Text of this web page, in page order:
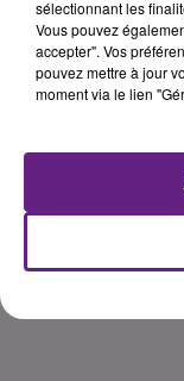
sélectionnant les
Vous pouvez
accepter". Vos
pouvez mettre à jour
moment via le lien